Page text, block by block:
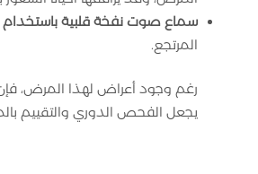
سماع صوت نفخة قلبية باستخدام
المرتجع.
رغم وجود أعراض لهذا المرض،
يجعل الفحص الدوري والتقييم